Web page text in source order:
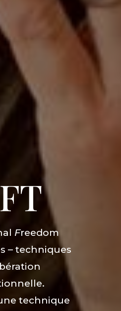
Freedom
– techniques
technique